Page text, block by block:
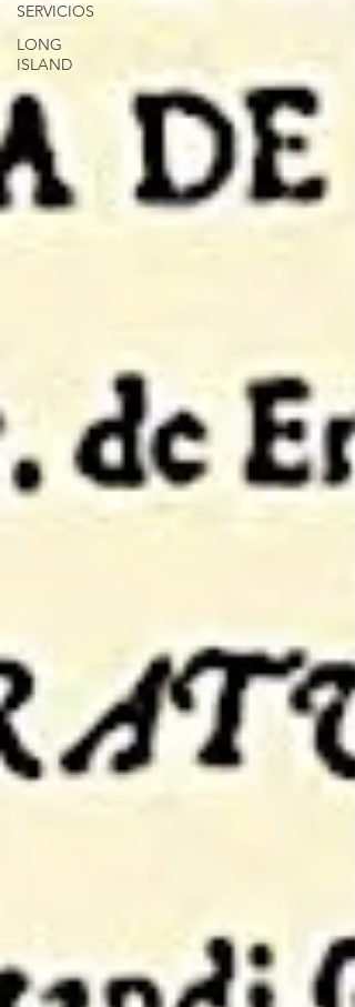
SERVICIOS
LONG
ISLAND